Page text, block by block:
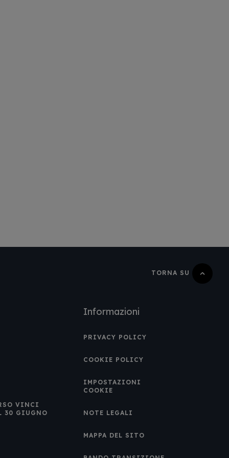
TORNA SU
VINCI
30 GIUGNO
Informazioni
PRIVACY POLICY
COOKIE POLICY
IMPOSTAZIONI
COOKIE
NOTE LEGALI
MAPPA DEL SITO